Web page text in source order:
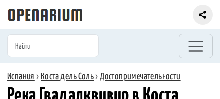
Испания › Коста дель Соль›Достопримечательности